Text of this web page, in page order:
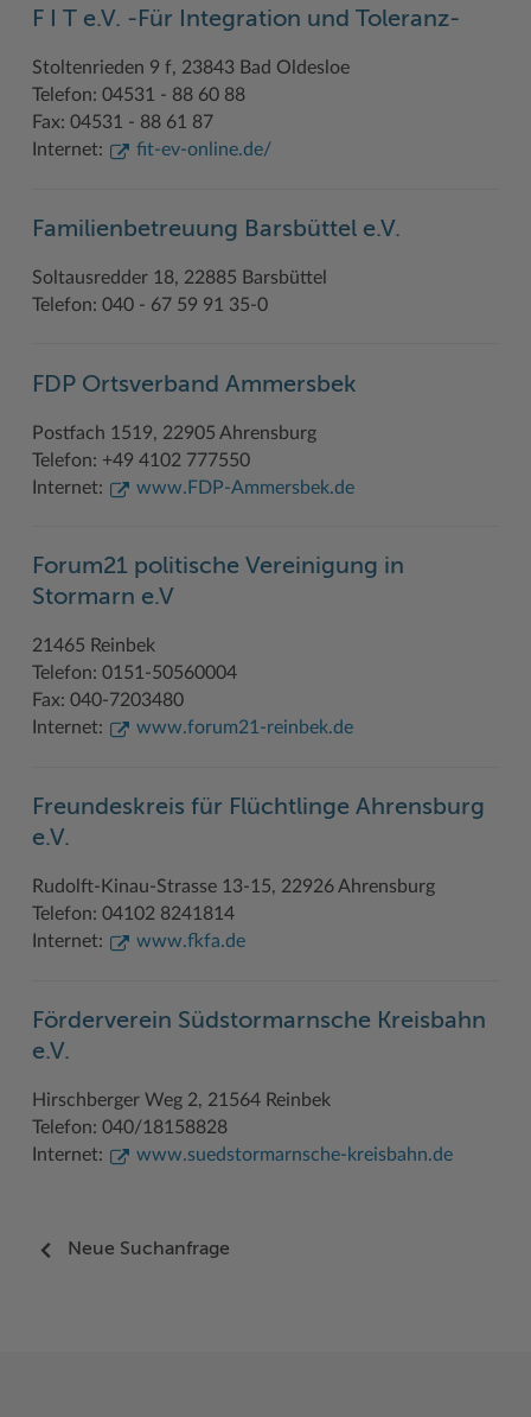
Geodatenportale (Kreiskarte)
Kfz-Zulassung
Kontakt / Öffnungszeiten
Lebenslagen
Publikationen
Wunsch-Kennzeichen ↗
Zuständigkeitsfinder SH ↗
Fotoarchiv
Hitzeschutz
Klimaanpassungskonzept
Kreistag Sitzungskalender
Pressemeldungen
Stellenangebote
Stormarninfo
Termine
Woche der Seelischen Gesundheit
Karrieretag
Kreispräsident
Kreistag und Ausschüsse
Kreistag Sitzungskalender
Kreisverwaltung
Stabsbereiche
Wahlen im Kreis
Wappen und Geschichte
Wappenrolle
Zahlen, Daten, Fakten
Offene Stellen
Praktika und FSJ
Weiterbildung beim Kreis Stormarn
Wen wir suchen
Klimaschutz beim Kreis Stormarn
Projekt e-Gewerbe
Stormarner Bündnis für bezahlbares Wohnen
Wirtschafts- und Aufbaugesellschaft Stormarn
Kulturelle Einrichtungen
Museen
Naturschutzgebiete
Radwandern
Termine und Veranstaltungen
Umlandscout Hamburg
Vereine und Gruppen
Wälder und Moore
F I T e.V. -Für Integration und Toleranz-
Stoltenrieden 9 f, 23843 Bad Oldesloe
Telefon: 04531 - 88 60 88
Fax: 04531 - 88 61 87
Internet:
fit-ev-online.de/
Familienbetreuung Barsbüttel e.V.
Soltausredder 18, 22885 Barsbüttel
Telefon: 040 - 67 59 91 35-0
FDP Ortsverband Ammersbek
Postfach 1519, 22905 Ahrensburg
Telefon: +49 4102 777550
Internet:
www.FDP-Ammersbek.de
Forum21 politische Vereinigung in
Stormarn e.V
21465 Reinbek
Telefon: 0151-50560004
Fax: 040-7203480
Internet:
www.forum21-reinbek.de
Freundeskreis für Flüchtlinge Ahrensburg
e.V.
Rudolft-Kinau-Strasse 13-15, 22926 Ahrensburg
Telefon: 04102 8241814
Internet:
www.fkfa.de
Förderverein Südstormarnsche Kreisbahn
e.V.
Hirschberger Weg 2, 21564 Reinbek
Telefon: 040/18158828
Internet:
www.suedstormarnsche-kreisbahn.de
Neue Suchanfrage